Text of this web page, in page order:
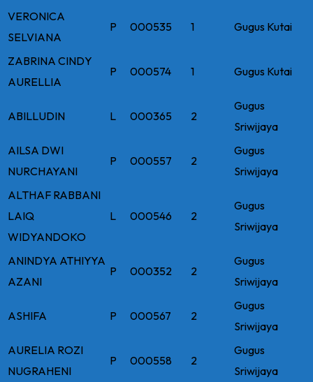
VERONICA
SELVIANA
P 000535 1 Gugus Kutai
ZABRINA CINDY
AURELLIA
P 000574 1 Gugus Kutai
ABILLUDIN L 000365 2
Gugus
Sriwijaya
AILSA DWI
NURCHAYANI
P 000557 2
Gugus
Sriwijaya
ALTHAF RABBANI
LAIQ
WIDYANDOKO
L 000546 2
Gugus
Sriwijaya
ANINDYA ATHIYYA
AZANI
P 000352 2
Gugus
Sriwijaya
ASHIFA P 000567 2
Gugus
Sriwijaya
AURELIA ROZI
NUGRAHENI
P 000558 2
Gugus
Sriwijaya